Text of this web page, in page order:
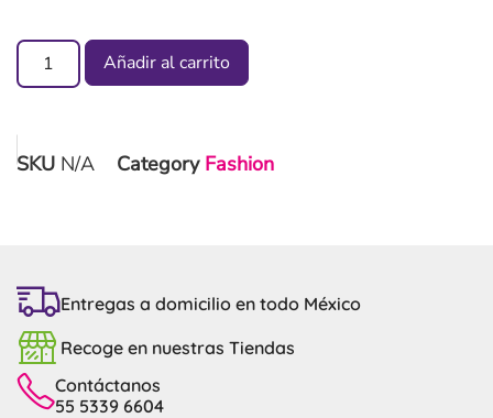
Añadir al carrito
SKU N/A Category Fashion
Entregas a domicilio en todo México
Recoge en nuestras Tiendas
Contáctanos
55 5339 6604